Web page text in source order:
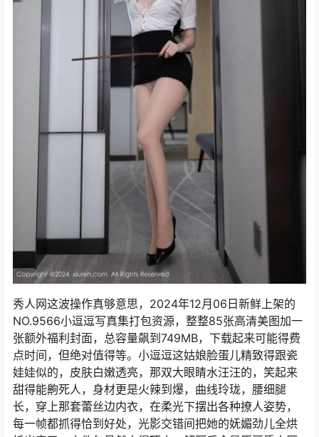
秀人网这波操作真够意思，2024年12月06日新鲜上架的
NO.9566小逗逗写真集打包资源，整整85张高清美图加一
张额外福利封面，总容量飙到749MB，下载起来可能得费
点时间，但绝对值得等。小逗逗这姑娘脸蛋儿精致得跟瓷
娃娃似的，皮肤白嫩透亮，那双大眼睛水汪汪的，笑起来
甜得能齁死人，身材更是火辣到爆，曲线玲珑，腰细腿
长，穿上那套蕾丝边内衣，在柔光下摆出各种撩人姿势，
每一帧都抓得恰到好处，光影交错间把她的妩媚劲儿全烘